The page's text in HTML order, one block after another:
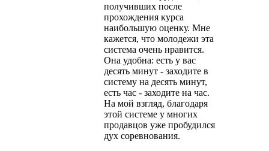
получивших после
прохождения курса
наибольшую оценку. Мне
кажется, что молодежи эта
система очень нравится.
Она удобна: есть у вас
десять минут - заходите в
систему на десять минут,
есть час - заходите на час.
На мой взгляд, благодаря
этой системе у многих
продавцов уже пробудился
дух соревнования.